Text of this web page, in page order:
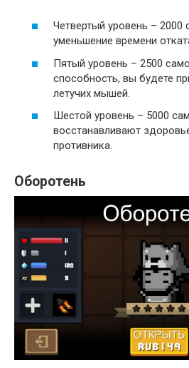
Четвертый уровень – 2000
уменьшение времени
Пятый уровень – 2500
способность, вы будете
летучих мышей.
Шестой уровень – 5000
восстанавливают
противника.
Оборотень